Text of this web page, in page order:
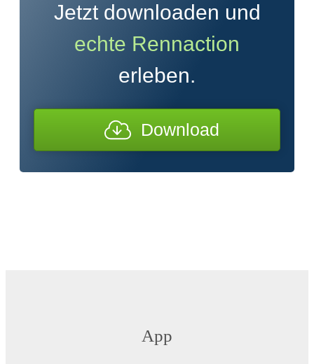
Jetzt downloaden und
echte Rennaction
erleben.
Download
App